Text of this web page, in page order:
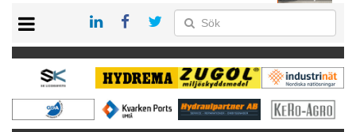
KONTAKT
VÅRA ANDRA MAGASIN
PRENUMERERA
ANNONSERA